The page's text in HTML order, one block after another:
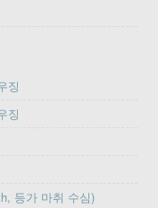
징
징
등가 마취 수심)